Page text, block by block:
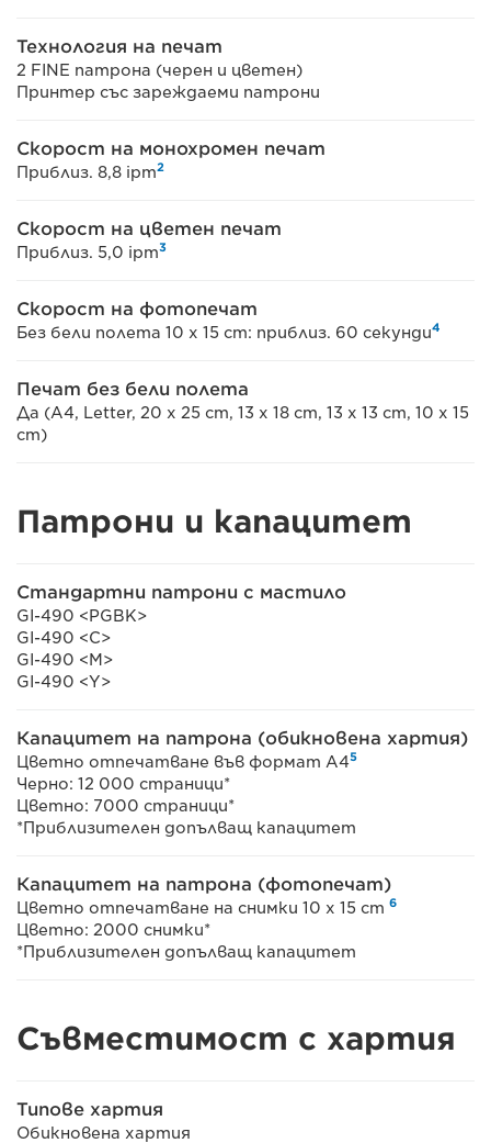
Технология на печат
2 FINE патрона (черен и цветен)
Принтер със зареждаеми патрони
Скорост на монохромен печат
Приблиз. 8,8 ipm2
Скорост на цветен печат
Приблиз. 5,0 ipm3
Скорост на фотопечат
Без бели полета 10 x 15 cm: приблиз. 60 секунди4
Печат без бели полета
Да (A4, Letter, 20 x 25 cm, 13 x 18 cm, 13 x 13 cm, 10 x 15
cm)
Патрони и капацитет
Стандартни патрони с мастило
GI-490 <PGBK>
GI-490 <C>
GI-490 <M>
GI-490 <Y>
Капацитет на патрона (обикновена хартия)
Цветно отпечатване във формат A45
Черно: 12 000 страници*
Цветно: 7000 страници*
*Приблизителен допълващ капацитет
Капацитет на патрона (фотопечат)
Цветно отпечатване на снимки 10 x 15 cm 6
Цветно: 2000 снимки*
*Приблизителен допълващ капацитет
Съвместимост с хартия
Типове хартия
Обикновена хартия